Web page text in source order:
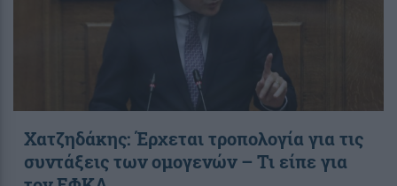
Χατζηδάκης: Έρχεται τροπολογία για τις
συντάξεις των ομογενών – Τι είπε για